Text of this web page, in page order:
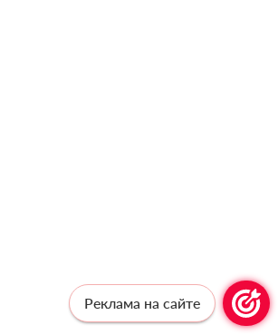
Реклама на сайте